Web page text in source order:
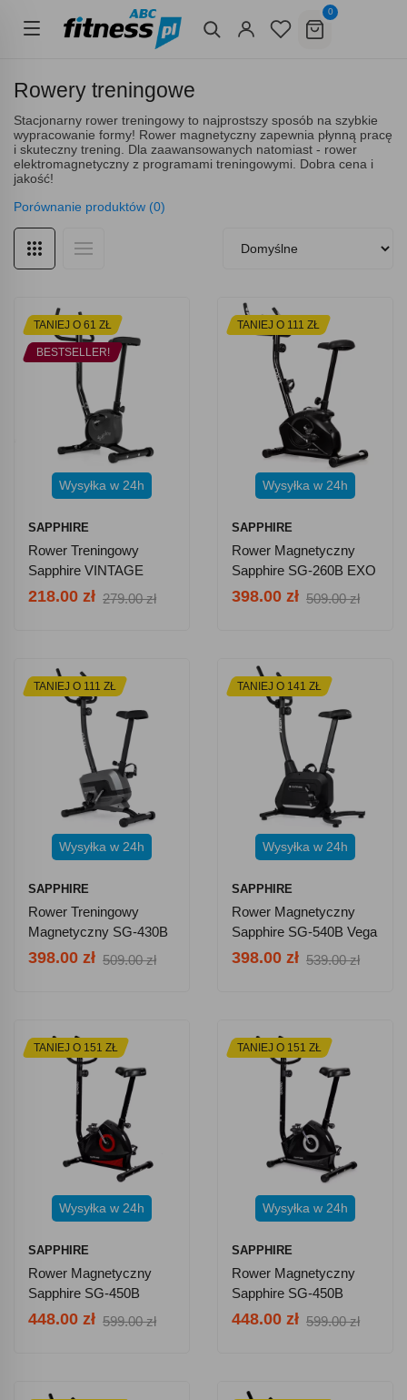
0
Rowery treningowe
Stacjonarny rower treningowy to najprostszy sposób na szybkie
wypracowanie formy! Rower magnetyczny zapewnia płynną pracę
i skuteczny trening. Dla zaawansowanych natomiast - rower
elektromagnetyczny z programami treningowymi. Dobra cena i
jakość!
Porównanie produktów (0)
TANIEJ O 61 ZŁ
BESTSELLER!
Wysyłka w 24h
SAPPHIRE
Rower Treningowy
Sapphire VINTAGE
Grafitowo-Czarny
218.00 zł 279.00 zł
TANIEJ O 111 ZŁ
Wysyłka w 24h
SAPPHIRE
Rower Magnetyczny
Sapphire SG-260B EXO
- Czarny
398.00 zł 509.00 zł
TANIEJ O 111 ZŁ
Wysyłka w 24h
SAPPHIRE
Rower Treningowy
Magnetyczny SG-430B
Nevo
398.00 zł 509.00 zł
TANIEJ O 141 ZŁ
Wysyłka w 24h
SAPPHIRE
Rower Magnetyczny
Sapphire SG-540B Vega
398.00 zł 539.00 zł
TANIEJ O 151 ZŁ
Wysyłka w 24h
SAPPHIRE
Rower Magnetyczny
Sapphire SG-450B
Quadro - Czarno-
448.00 zł 599.00 zł
TANIEJ O 151 ZŁ
Wysyłka w 24h
SAPPHIRE
Rower Magnetyczny
Sapphire SG-450B
Quadro - Czarno-
448.00 zł 599.00 zł